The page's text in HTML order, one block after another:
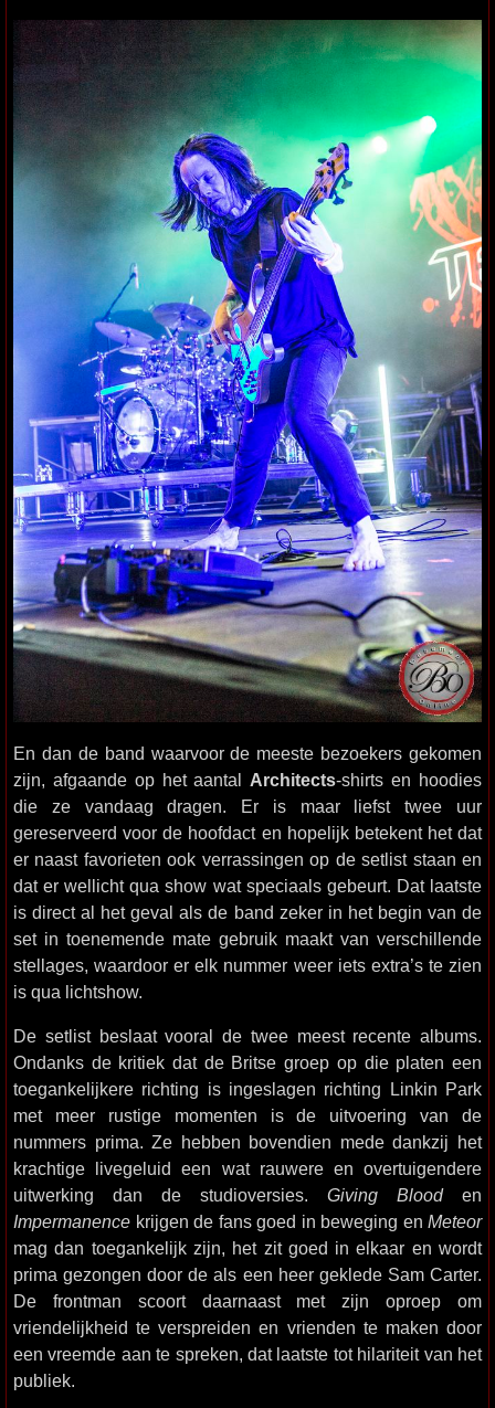
En dan de band waarvoor de meeste bezoekers gekomen
zijn, afgaande op het aantal Architects-shirts en hoodies
die ze vandaag dragen. Er is maar liefst twee uur
gereserveerd voor de hoofdact en hopelijk betekent het dat
er naast favorieten ook verrassingen op de setlist staan en
dat er wellicht qua show wat speciaals gebeurt. Dat laatste
is direct al het geval als de band zeker in het begin van de
set in toenemende mate gebruik maakt van verschillende
stellages, waardoor er elk nummer weer iets extra’s te zien
is qua lichtshow.
De setlist beslaat vooral de twee meest recente albums.
Ondanks de kritiek dat de Britse groep op die platen een
toegankelijkere richting is ingeslagen richting Linkin Park
met meer rustige momenten is de uitvoering van de
nummers prima. Ze hebben bovendien mede dankzij het
krachtige livegeluid een wat rauwere en overtuigendere
uitwerking dan de studioversies. Giving Blooden
Impermanence krijgen de fans goed in beweging en Meteor
mag dan toegankelijk zijn, het zit goed in elkaar en wordt
prima gezongen door de als een heer geklede Sam Carter.
De frontman scoort daarnaast met zijn oproep om
vriendelijkheid te verspreiden en vrienden te maken door
een vreemde aan te spreken, dat laatste tot hilariteit van het
publiek.